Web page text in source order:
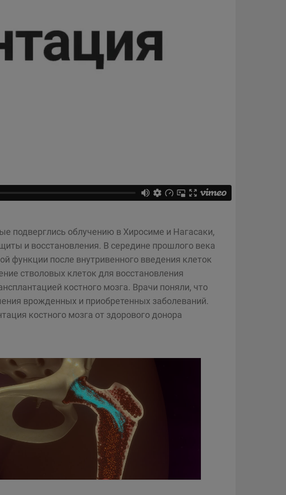
подверглись облучению в Хиросиме и Нагасаки,
и восстановления. В середине прошлого века
функции после внутривенного введения клеток
стволовых клеток для восстановления
костного мозга. Врачи поняли, что
врожденных и приобретенных заболеваний.
костного мозга от здорового донора